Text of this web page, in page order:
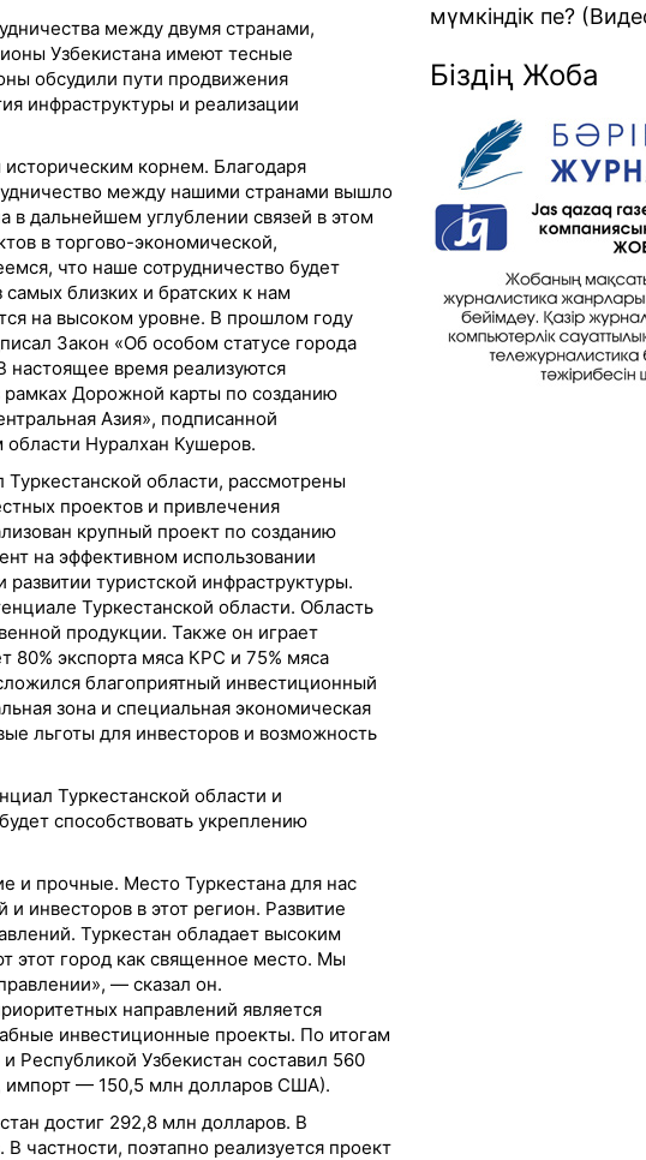
между двумя странами,
Узбекистана имеют тесные
обсудили пути продвижения
инфраструктуры и реализации
корнем. Благодаря
между нашими странами вышло
в дальнейшем углублении связей в этом
в торгово-экономической,
что наше сотрудничество будет
близких и братских к нам
на высоком уровне. В прошлом году
Закон «Об особом статусе города
настоящее время реализуются
Дорожной карты по созданию
Азия», подписанной
области Нуралхан Кушеров.
области, рассмотрены
проектов и привлечения
крупный проект по созданию
на эффективном использовании
туристской инфраструктуры.
Туркестанской области. Область
продукции. Также он играет
экспорта мяса КРС и 75% мяса
благоприятный инвестиционный
зона и специальная экономическая
льготы для инвесторов и возможность
Туркестанской области и
способствовать укреплению
и прочные. Место Туркестана для нас
инвесторов в этот регион. Развитие
Туркестан обладает высоким
этот город как священное место. Мы
— сказал он.
направлений является
инвестиционные проекты. По итогам
Республикой Узбекистан составил 560
— 150,5 млн долларов США).
достиг 292,8 млн долларов. В
частности, поэтапно реализуется проект
мүмкіндік пе? (Видео)
Біздің Жоба